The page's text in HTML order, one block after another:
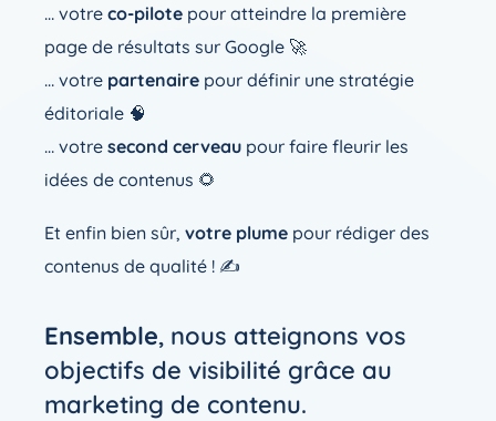
… votreco-pilote pour atteindre la première
page de résultats sur Google 🚀
… votre partenaire pour définir une stratégie
éditoriale 🧠
… votresecond cerveau pour faire fleurir les
idées de contenus 🌻
Et enfin bien sûr,votre plume pour rédiger des
contenus de qualité ! ✍️
Ensemble, nous atteignons vos
objectifs de visibilité grâce au
marketing de contenu.